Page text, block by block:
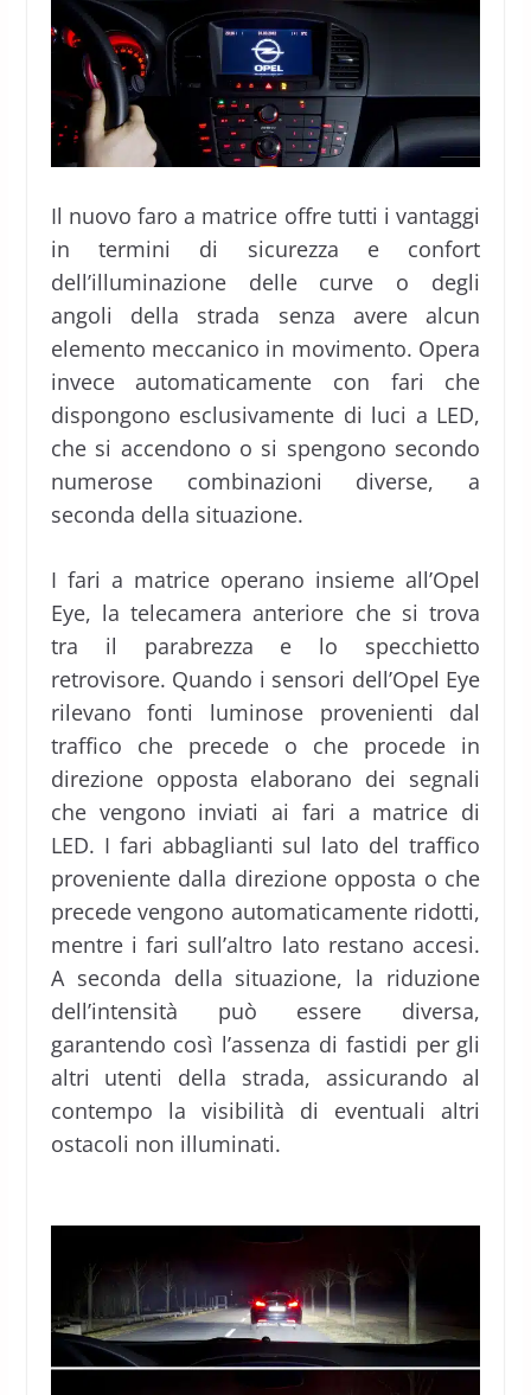
Il nuovo faro a matrice offre tutti i vantaggi
in termini di sicurezza e confort
dell’illuminazione delle curve o degli
angoli della strada senza avere alcun
elemento meccanico in movimento. Opera
invece automaticamente con fari che
dispongono esclusivamente di luci a LED,
che si accendono o si spengono secondo
numerose combinazioni diverse, a
seconda della situazione.
I fari a matrice operano insieme all’Opel
Eye, la telecamera anteriore che si trova
tra il parabrezza e lo specchietto
retrovisore. Quando i sensori dell’Opel Eye
rilevano fonti luminose provenienti dal
traffico che precede o che procede in
direzione opposta elaborano dei segnali
che vengono inviati ai fari a matrice di
LED. I fari abbaglianti sul lato del traffico
proveniente dalla direzione opposta o che
precede vengono automaticamente ridotti,
mentre i fari sull’altro lato restano accesi.
A seconda della situazione, la riduzione
dell’intensità può essere diversa,
garantendo così l’assenza di fastidi per gli
altri utenti della strada, assicurando al
contempo la visibilità di eventuali altri
ostacoli non illuminati.